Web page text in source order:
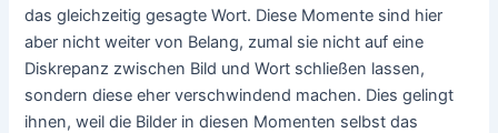
das gleichzeitig gesagte Wort. Diese Momente sind hier
aber nicht weiter von Belang, zumal sie nicht auf eine
Diskrepanz zwischen Bild und Wort schließen lassen,
sondern diese eher verschwindend machen. Dies gelingt
ihnen, weil die Bilder in diesen Momenten selbst das